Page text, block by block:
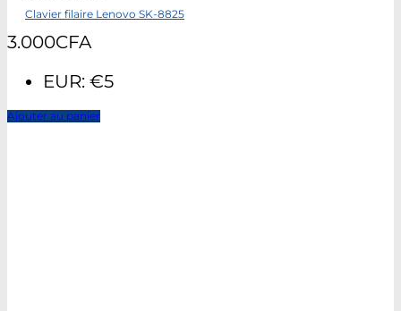
Clavier filaire Lenovo SK-8825
3.000CFA
EUR: €5
Ajouter au panier